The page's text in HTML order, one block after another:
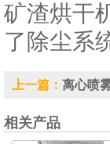
矿渣烘干
了除尘系
上一篇： 离心喷
相关产品